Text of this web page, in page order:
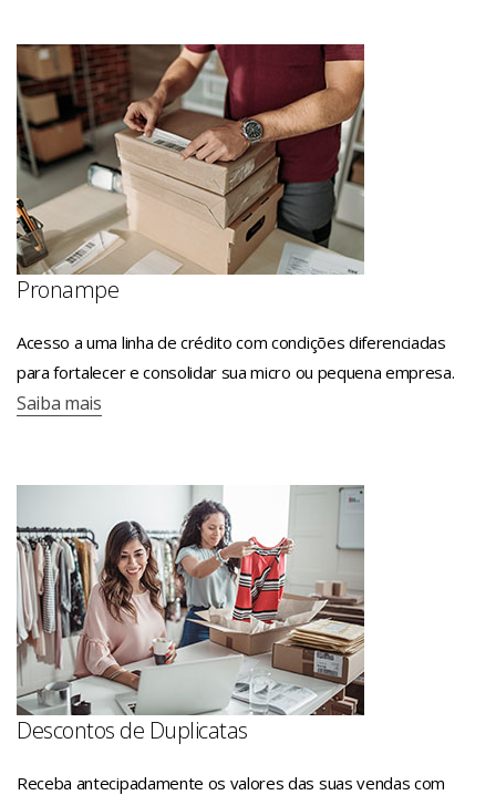
Pronampe
Acesso a uma linha de crédito com condições diferenciadas
para fortalecer e consolidar sua micro ou pequena empresa.
Saiba mais
Descontos de Duplicatas
Receba antecipadamente os valores das suas vendas com